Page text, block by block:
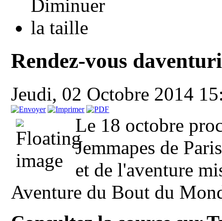
Rendez-vous
Jeudi, 02 Octobre 2014
Le 18 octobre
Jemmapes de
et de l'aventure
Aventure du Bout du